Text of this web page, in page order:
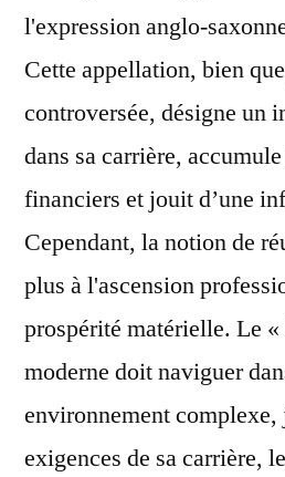
l'expression anglo-
Cette appellation, bien
controversée, désigne un
dans sa carrière,
financiers et jouit d’une
Cependant, la notion de
plus à l'ascension
prospérité matérielle. Le
moderne doit naviguer
environnement complexe,
exigences de sa carrière,